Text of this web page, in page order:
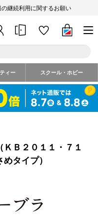
の継続利用に関するお願い
ィー スクール・ホビー
Ｂ２０１１・７１
タイプ）